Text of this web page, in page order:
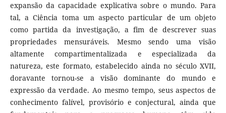
expansão da capacidade explicativa sobre o mundo. Para
tal, a Ciência toma um aspecto particular de um objeto
como partida da investigação, a fim de descrever suas
propriedades mensuráveis. Mesmo sendo uma visão
altamente compartimentalizada e especializada da
natureza, este formato, estabelecido ainda no século XVII,
doravante tornou-se a visão dominante do mundo e
expressão da verdade. Ao mesmo tempo, seus aspectos de
conhecimento falível, provisório e conjectural, ainda que